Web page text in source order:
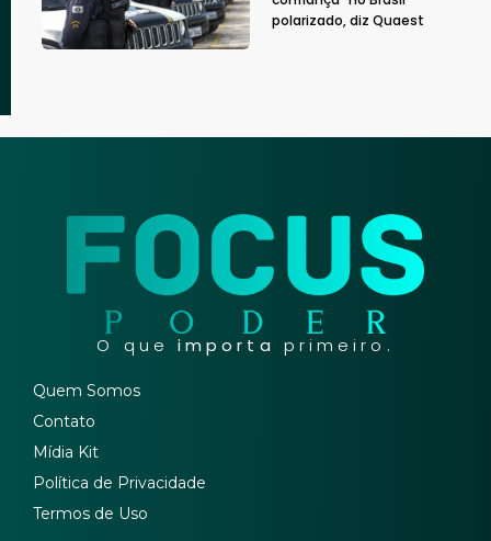
polarizado, diz Quaest
O que importa primeiro.
Quem Somos
Contato
Mídia Kit
Política de Privacidade
Termos de Uso